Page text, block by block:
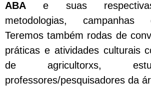
ABA e suas respectivas
metodologias,
Teremos também rodas de
práticas e atividades culturais
de agricultorxs,
professores/pesquisadores da